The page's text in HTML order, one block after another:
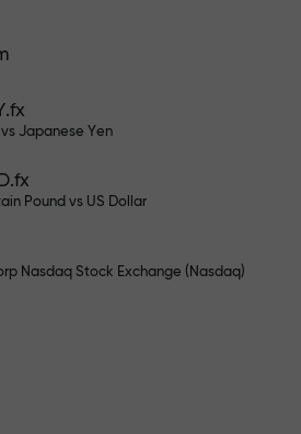
fundos e receba um bônus
o multiplicador.
lucros
de até
vs Japanese Yen
Pound vs US Dollar
Nasdaq Stock Exchange (Nasdaq)